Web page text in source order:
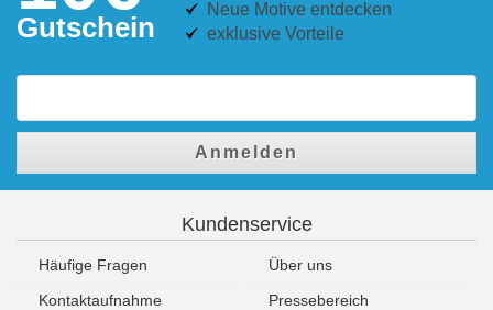
Gutschein
Neue Motive entdecken
exklusive Vorteile
Anmelden
Kundenservice
Häufige Fragen
Über uns
Kontaktaufnahme
Pressebereich